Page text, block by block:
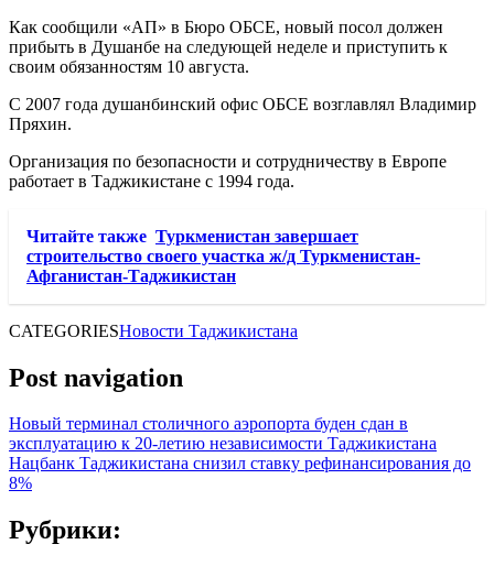
Как сообщили «АП» в Бюро ОБСЕ, новый посол должен
прибыть в Душанбе на следующей неделе и приступить к
своим обязанностям 10 августа.
С 2007 года душанбинский офис ОБСЕ возглавлял Владимир
Пряхин.
Организация по безопасности и сотрудничеству в Европе
работает в Таджикистане с 1994 года.
Читайте также Туркменистан завершает
строительство своего участка ж/д Туркменистан-
Афганистан-Таджикистан
CATEGORIESНовости Таджикистана
Post navigation
Новый терминал столичного аэропорта буден сдан в
эксплуатацию к 20-летию независимости Таджикистана
Нацбанк Таджикистана снизил ставку рефинансирования до
8%
Рубрики: